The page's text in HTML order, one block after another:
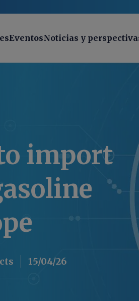
EventosNoticias y
import
15/04/26